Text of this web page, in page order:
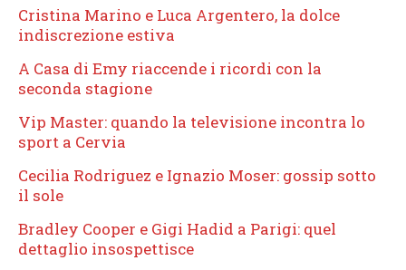
Cristina Marino e Luca Argentero, la dolce
indiscrezione estiva
A Casa di Emy riaccende i ricordi con la
seconda stagione
Vip Master: quando la televisione incontra lo
sport a Cervia
Cecilia Rodriguez e Ignazio Moser: gossip sotto
il sole
Bradley Cooper e Gigi Hadid a Parigi: quel
dettaglio insospettisce